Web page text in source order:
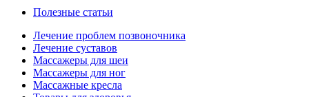
Полезные статьи
Лечение проблем позвоночника
Лечение суставов
Массажеры для шеи
Массажеры для ног
Массажные кресла